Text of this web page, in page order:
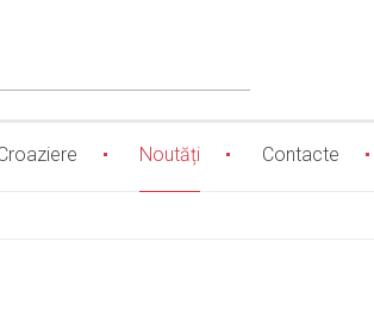
Noutăți Contacte